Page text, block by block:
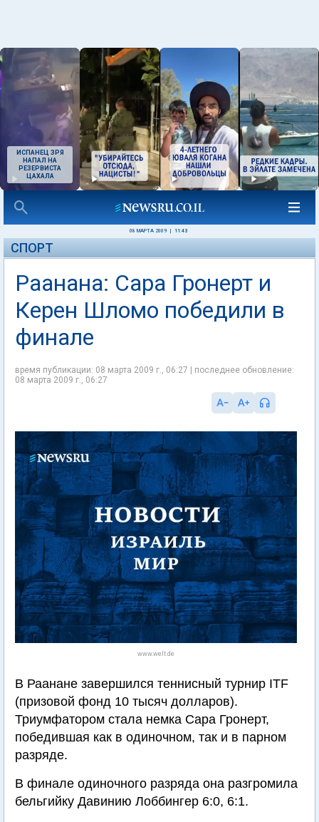
ИСПАНЕЦ ЗРЯ
НАПАЛ НА
РЕЗЕРВИСТА
ЦАХАЛА
08 МАРТА 2009 11:43
СПОРТ
Раанана: Сара Гронерт и
Керен Шломо победили в
финале
время публикации: 08 марта 2009 г., 06:27 | последнее обновление:
08 марта 2009 г., 06:27
www.welt.de
В Раанане завершился теннисный турнир ITF
(призовой фонд 10 тысяч долларов).
Триумфатором стала немка Сара Гронерт,
победившая как в одиночном, так и в парном
разряде.
В финале одиночного разряда она разгромила
бельгийку Давинию Лоббингер 6:0, 6:1.